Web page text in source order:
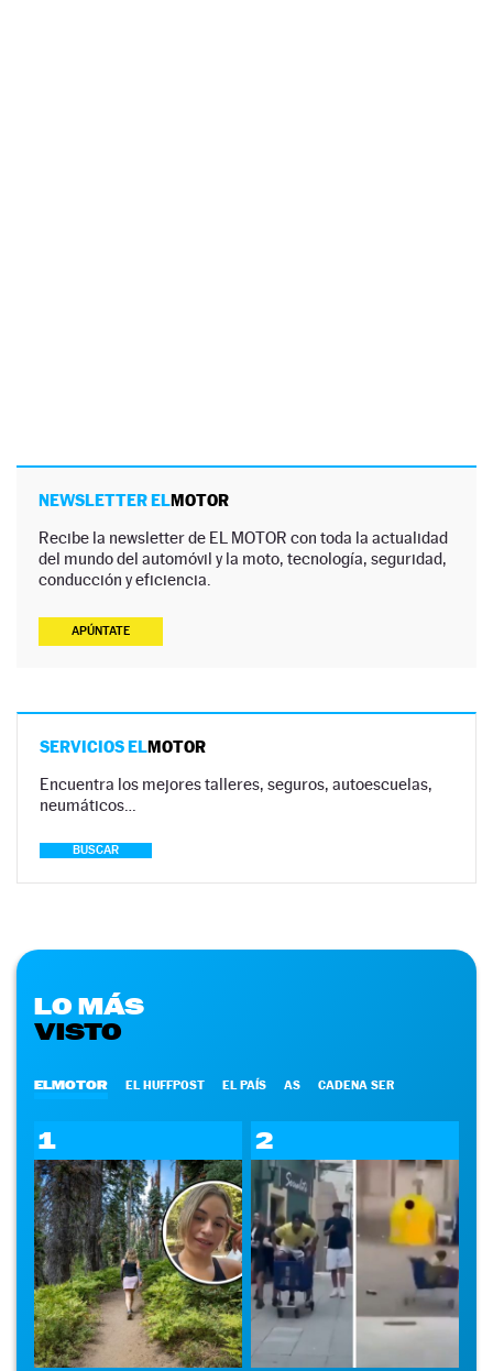
NEWSLETTER ELMOTOR
Recibe la newsletter de EL MOTOR con toda la actualidad
del mundo del automóvil y la moto, tecnología, seguridad,
conducción y eficiencia.
APÚNTATE
SERVICIOS ELMOTOR
Encuentra los mejores talleres, seguros, autoescuelas,
neumáticos…
BUSCAR
LO MÁS
VISTO
ELMOTOR EL HUFFPOST EL PAÍS AS CADENA SER
1 2